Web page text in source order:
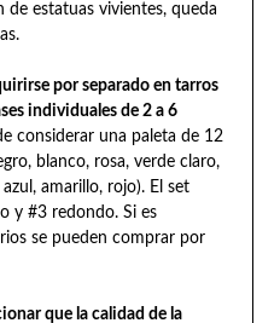
de estatuas vivientes, queda
por separado en tarros
individuales de 2 a 6
considerar una paleta de 12
blanco, rosa, verde claro,
amarillo, rojo). El set
y #3 redondo. Si es
se pueden comprar por
que la calidad de la